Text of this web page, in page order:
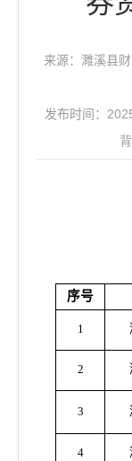
来源：濉溪县
发布时间：
序号
1
2
3
4